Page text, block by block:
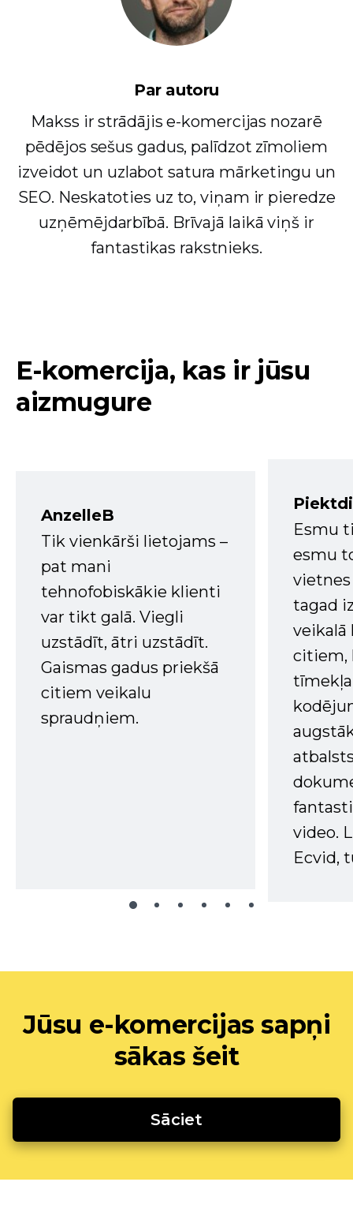
Par autoru
Makss ir strādājis e-komercijas nozarē
pēdējos sešus gadus, palīdzot zīmoliem
izveidot un uzlabot satura mārketingu un
SEO. Neskatoties uz to, viņam ir pieredze
uzņēmējdarbībā. Brīvajā laikā viņš ir
fantastikas rakstnieks.
E-komercija, kas ir jūsu
aizmugure
AnzelleB
Tik vienkārši lietojams –
pat mani
tehnofobiskākie klienti
var tikt galā. Viegli
uzstādīt, ātri uzstādīt.
Gaismas gadus priekšā
citiem veikalu
spraudņiem.
Esmu
esmu
tagad
veikalā
citiem,
tīmekļa
video.
Ecvid,
Jūsu e-komercijas sapņi
sākas šeit
Sāciet